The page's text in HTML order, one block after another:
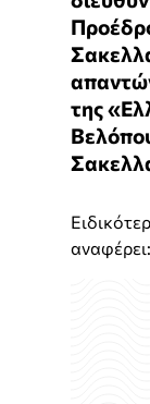
της
αναφέρει: